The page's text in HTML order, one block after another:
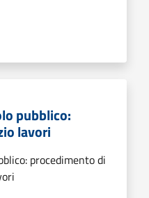
pubblico:
lavori
procedimento di